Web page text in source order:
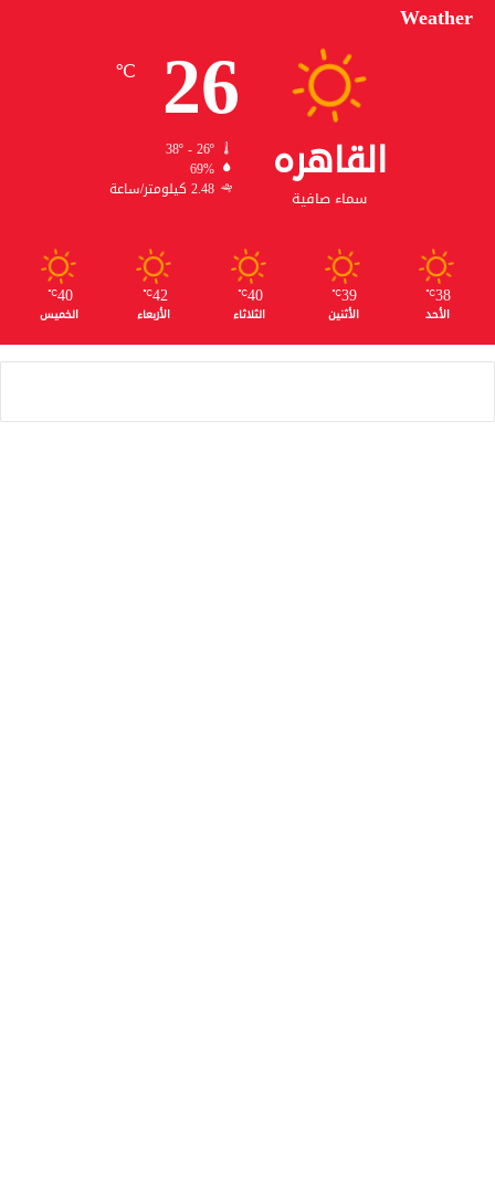
Weather
القاهره
سماء صافية
26
℃
38º - 26º
69%
2.48 كيلومتر/ساعة
38
℃
الأحد
39
℃
الأثنين
40
℃
الثلاثاء
42
℃
الأربعاء
40
℃
الخميس